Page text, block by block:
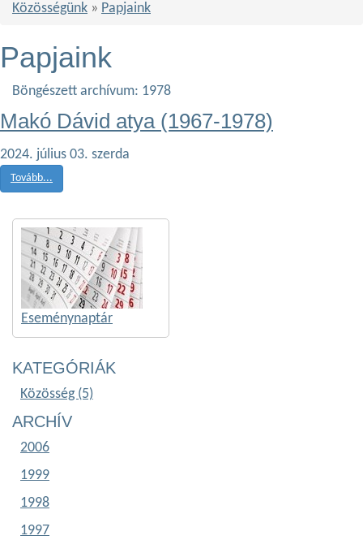
Közösségünk » Papjaink
Papjaink
Böngészett archívum: 1978
Makó Dávid atya (1967-1978)
2024. július 03. szerda
Tovább...
Eseménynaptár
KATEGÓRIÁK
Közösség (5)
ARCHÍV
2006
1999
1998
1997